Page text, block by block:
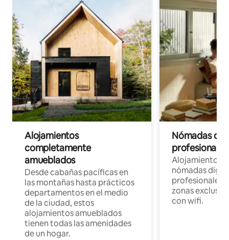
Alojamientos
completamente
amueblados
Desde cabañas pacíficas en
las montañas hasta prácticos
departamentos en el medio
de la ciudad, estos
alojamientos amueblados
tienen todas las amenidades
de un hogar.
Nómadas
Alojamientos
nómadas
profesionales
zonas
con wifi.